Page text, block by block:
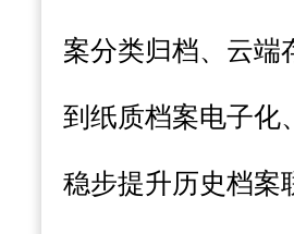
案分类归档、云端
到纸质档案电子化
稳步提升历史档案